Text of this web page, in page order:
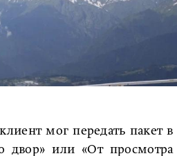
мог передать пакет в
двор» или «От просмотра